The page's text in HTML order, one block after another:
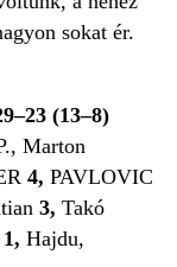
sokat ér.
(13–8)
Marton
4, PAVLOVIC
3, Takó
1, Hajdu,